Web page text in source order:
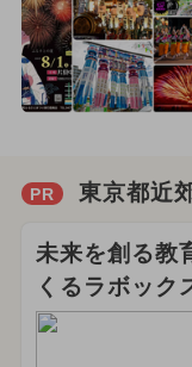
PR 東京都近
未来を創る教
くるラボック